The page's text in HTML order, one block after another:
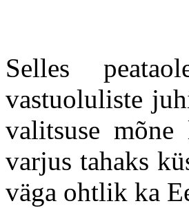
Selles
vastuoluliste
valitsuse
varjus tahaks
väga ohtlik ka